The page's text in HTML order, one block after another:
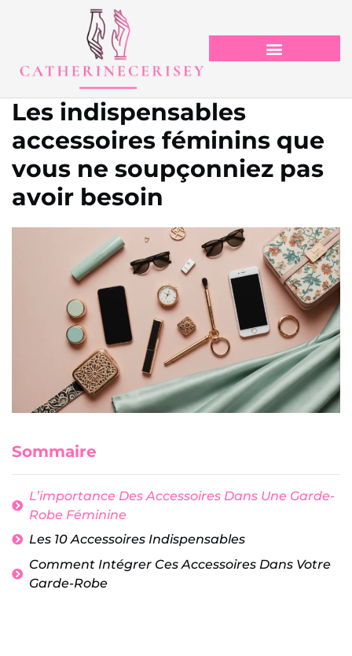
Les indispensables
accessoires féminins que
vous ne soupçonniez pas
avoir besoin
Sommaire
L’importance Des Accessoires Dans Une Garde-
Robe Féminine
Les 10 Accessoires Indispensables
Comment Intégrer Ces Accessoires Dans Votre
Garde-Robe